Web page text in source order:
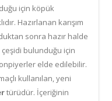
için köpük
Hazırlanan karışım
sonra hazır halde
çeşidi bulunduğu için
elde edilebilir.
kullanılan, yeni
türüdür. İçeriğinin